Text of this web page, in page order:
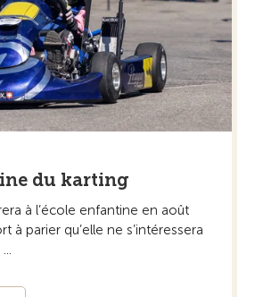
du karting
à l’école enfantine en août
à parier qu’elle ne s’intéressera